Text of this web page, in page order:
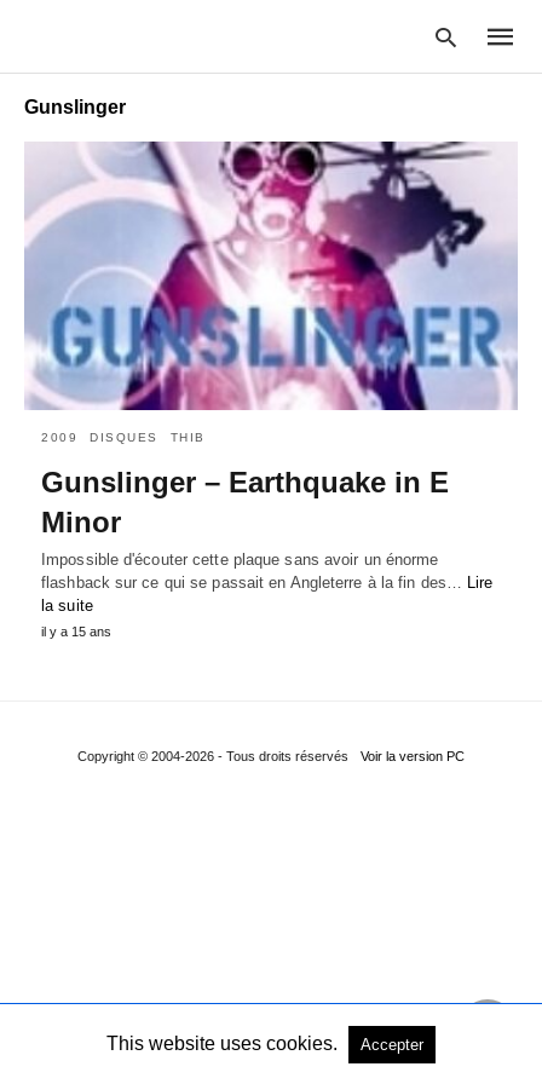
search
query
enter:
Gunslinger
2009 DISQUES THIB
Gunslinger – Earthquake in E
Minor
Impossible d'écouter cette plaque sans avoir un énorme
flashback sur ce qui se passait en Angleterre à la fin des… Lire
la suite
il y a 15 ans
Copyright © 2004-2026 - Tous droits réservés Voir la version PC
This website uses cookies. Accepter